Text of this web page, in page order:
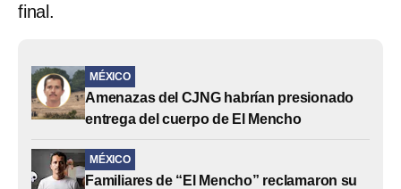
final.
MÉXICO
Amenazas del CJNG habrían presionado
entrega del cuerpo de El Mencho
MÉXICO
Familiares de “El Mencho” reclamaron su